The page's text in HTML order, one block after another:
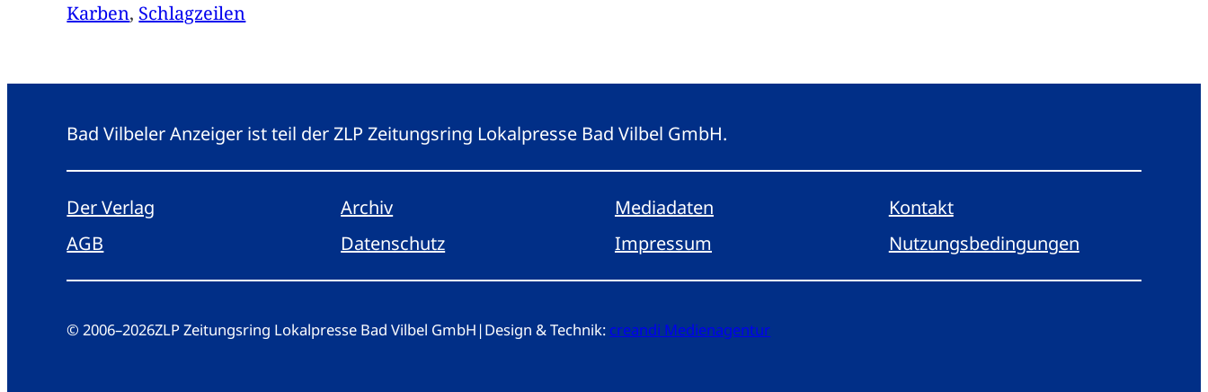
Karben, Schlagzeilen
Bad Vilbeler Anzeiger ist teil der ZLP Zeitungsring Lokalpresse Bad Vilbel GmbH.
Der Verlag Archiv Mediadaten
Kontakt
AGB
Datenschutz Impressum Nutzungsbedingungen
© 2006–2026ZLP Zeitungsring Lokalpresse Bad Vilbel GmbH |Design & Technik: creandi Medienagentur